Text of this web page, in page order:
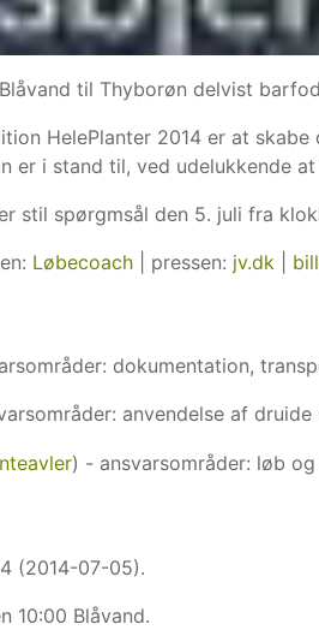
til Thyborøn delvist
HelePlanter 2014 er at
er i stand til, ved udelukkende
stil spørgmsål den 5. juli fra
Løbecoach | pressen: jv.dk
dokumentation,
anvendelse af
) - ansvarsområder: løb
(2014-07-05).
10:00 Blåvand.